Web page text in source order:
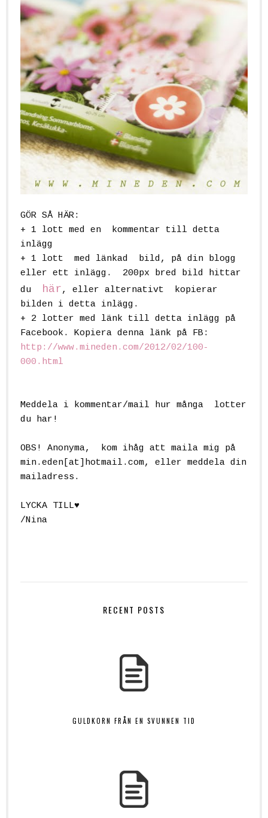
GÖR SÅ HÄR:
+ 1 lott med en kommentar till detta
inlägg
+ 1 lott med länkad bild, på din blogg
eller ett inlägg. 200px bred bild hittar
du
här, eller alternativt kopierar
bilden i detta inlägg.
+ 2 lotter med länk till detta inlägg på
Facebook. Kopiera denna länk på FB:
http://www.mineden.com/2012/02/100-
000.html
Meddela i kommentar/mail hur många lotter
du har!
OBS! Anonyma, kom ihåg att maila mig på
min.eden[at]hotmail.com, eller meddela din
mailadress.
LYCKA TILL♥
/Nina
RECENT POSTS
GULDKORN FRÅN EN SVUNNEN TID